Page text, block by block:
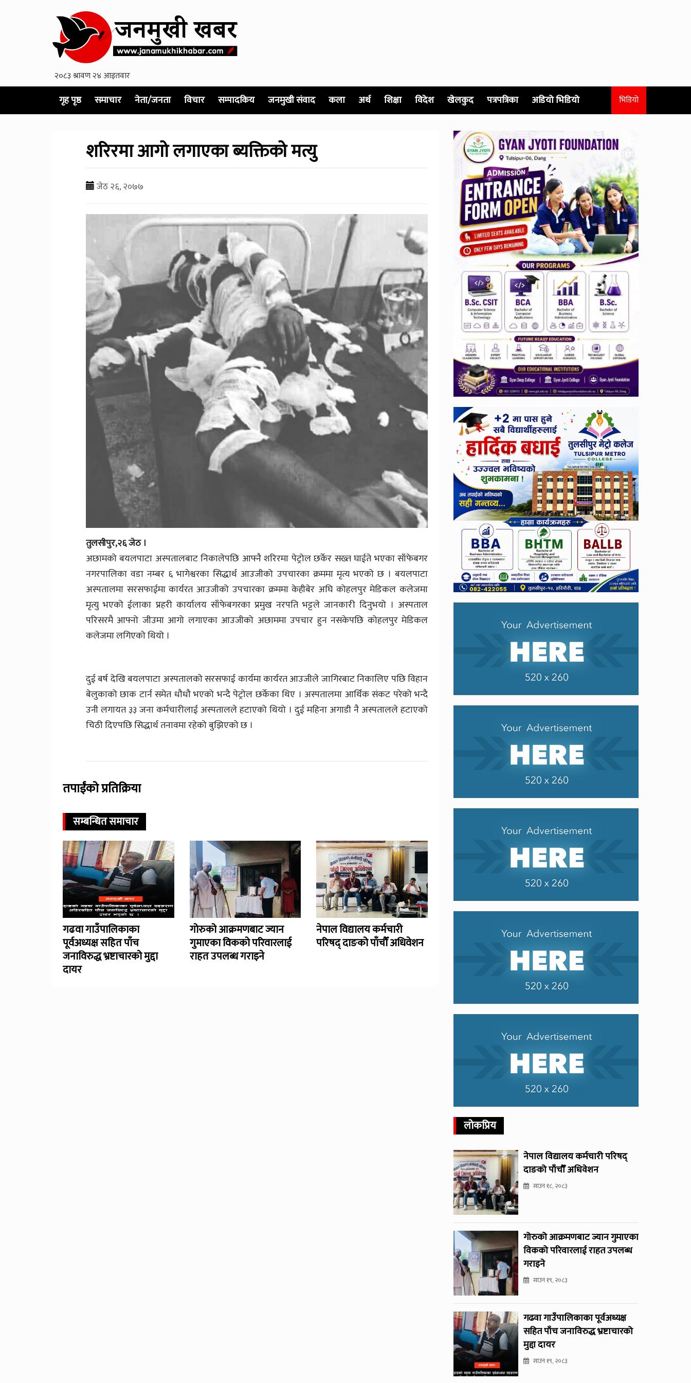
गृह पृष्ठ समाचार नेता/जनता विचार सम्पादकिय जनमुखी संवाद कला अर्थ शिक्षा विदेश खेलकुद पत्रपत्रिका अडियो भिडियो भिडियो
शरिरमा आगो लगाएका ब्यक्तिको मत्यु
जेठ २६, २०७७
तुलसीपुर,२६ जेठ ।
अछामको बयलपाटा अस्पतालबाट निकालेपछि आफ्नै शरिरमा पेट्रोल छर्केर सख्त घाईते भएका साँफेबगर
नगरपालिका वडा नम्बर ६ भागेश्वरका सिद्धार्थ आउजीको उपचारका क्रममा मृत्य भएको छ । बयलपाटा
अस्पतालमा सरसफाईमा कार्यरत आउजीको उपचारका क्रममा केहीबेर अघि कोहलपुर मेडिकल कलेजमा
मृत्यु भएको ईलाका प्रहरी कार्यालय साँफेबगरका प्रमुख नरपति भट्टले जानकारी दिनुभयो । अस्पताल
परिसरमै आफ्नो जीउमा आगो लगाएका आउजीको अछाममा उपचार हुन नसकेपछि कोहलपुर मेडिकल
कलेजमा लगिएको थियो ।
दुई बर्ष देखि बयलपाटा अस्पतालको सरसफाई कार्यमा कार्यरत आउजीले जागिरबाट निकालिए पछि विहान
बेलुकाको छाक टार्न समेत धौधौ भएको भन्दै पेट्रोल छर्केका थिए । अस्पतालमा आर्थिक संकट परेको भन्दै
उनी लगायत ३३ जना कर्मचारीलाई अस्पतालले हटाएको थियो । दुई महिना अगाडी नै अस्पतालले हटाएको
चिठी दिएपछि सिद्धार्थ तनावमा रहेको बुझिएको छ ।
तपाईंको प्रतिक्रिया
सम्बन्धित समाचार
गढवा गाउँपालिकाका
पूर्वअध्यक्ष सहित पाँच
जनाविरुद्ध भ्रष्टाचारको मुद्दा
दायर
गोरुको आक्रमणबाट ज्यान
गुमाएका विकको परिवारलाई
राहत उपलब्ध गराइने
नेपाल विद्यालय कर्मचारी
परिषद् दाङको पाँचौँ अधिवेशन
लोकप्रिय
नेपाल विद्यालय कर्मचारी परिषद्
दाङको पाँचौँ अधिवेशन
साउन १८, २०८३
गोरुको आक्रमणबाट ज्यान गुमाएका
विकको परिवारलाई राहत उपलब्ध
गराइने
साउन १९, २०८३
गढवा गाउँपालिकाका पूर्वअध्यक्ष
सहित पाँच जनाविरुद्ध भ्रष्टाचारको
मुद्दा दायर
साउन १९, २०८३